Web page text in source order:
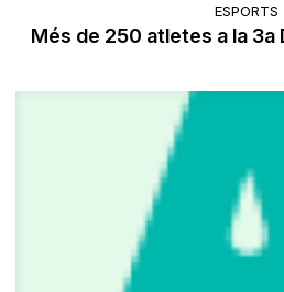
ESPORTS
Més de 250 atletes a la 3a